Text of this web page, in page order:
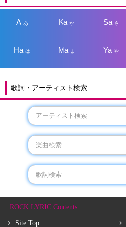
A あ Kaか Sa さ
Haは Ma ま Yaや
歌詞・アーティスト検索
ROCK LYRIC Contents
Site Top